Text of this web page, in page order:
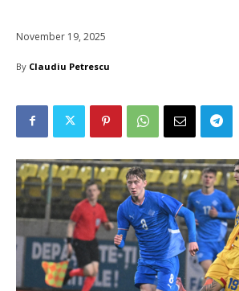
November 19, 2025
By Claudiu Petrescu